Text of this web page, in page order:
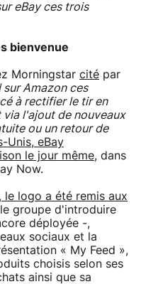
eBay ces trois
bienvenue
Morningstar cité par
sur Amazon ces
à rectifier le tir en
l'ajout de nouveaux
ou un retour de
Unis, eBay
le jour même, dans
Now.
le logo a été remis aux
groupe d'introduire
déployée -,
sociaux et la
« My Feed »,
choisis selon ses
ainsi que sa